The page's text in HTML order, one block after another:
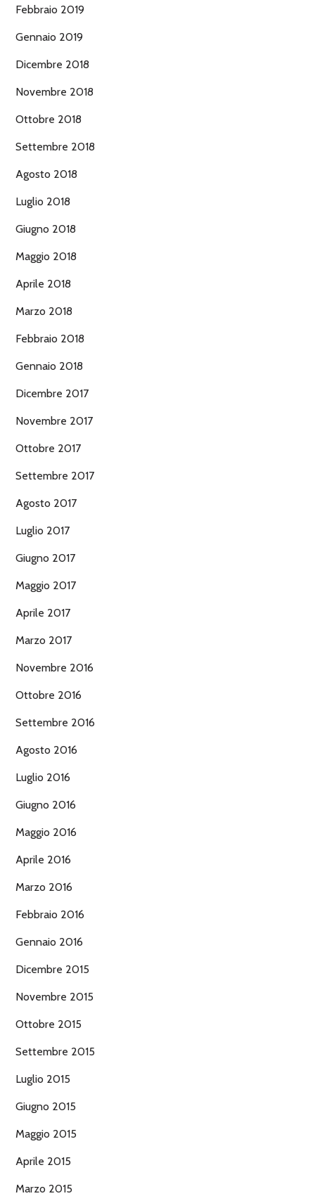
Febbraio 2019
Gennaio 2019
Dicembre 2018
Novembre 2018
Ottobre 2018
Settembre 2018
Agosto 2018
Luglio 2018
Giugno 2018
Maggio 2018
Aprile 2018
Marzo 2018
Febbraio 2018
Gennaio 2018
Dicembre 2017
Novembre 2017
Ottobre 2017
Settembre 2017
Agosto 2017
Luglio 2017
Giugno 2017
Maggio 2017
Aprile 2017
Marzo 2017
Novembre 2016
Ottobre 2016
Settembre 2016
Agosto 2016
Luglio 2016
Giugno 2016
Maggio 2016
Aprile 2016
Marzo 2016
Febbraio 2016
Gennaio 2016
Dicembre 2015
Novembre 2015
Ottobre 2015
Settembre 2015
Luglio 2015
Giugno 2015
Maggio 2015
Aprile 2015
Marzo 2015